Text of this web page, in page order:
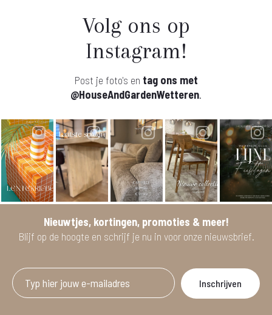
Volg ons op
Instagram!
Post je foto's en tag ons met
@HouseAndGardenWetteren.
Nieuwtjes, kortingen, promoties & meer!
Blijf op de hoogte en schrijf je nu in voor onze nieuwsbrief.